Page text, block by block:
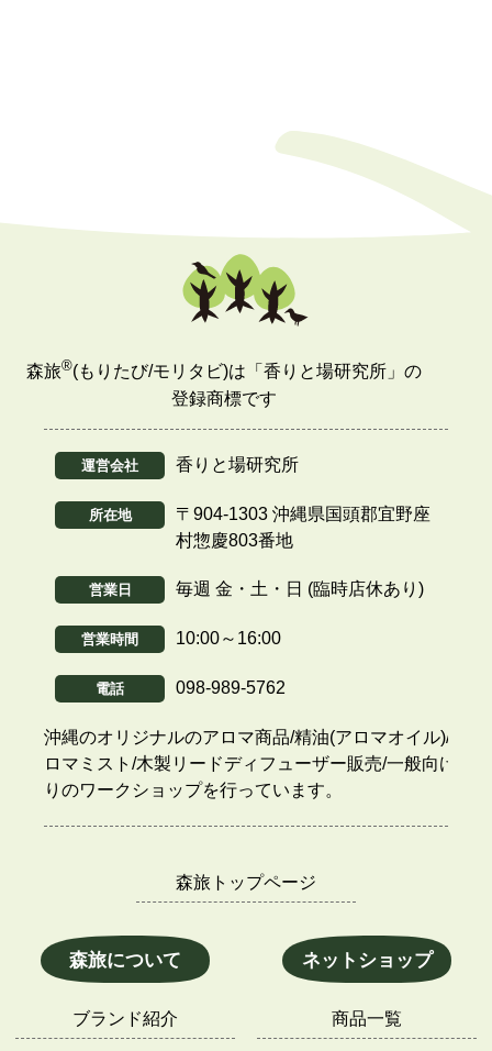
森旅®(もりたび/モリタビ)は「香りと場研究所」の
登録商標です
運営会社 香りと場研究所
所在地
〒904-1303 沖縄県国頭郡宜野座
村惣慶803番地
営業日 毎週 金・土・日 (臨時店休あり)
営業時間 10:00～16:00
電話 098-989-5762
沖縄のオリジナルのアロマ商品/精油(アロマオイル)/ア
ロマミスト/木製リードディフューザー販売/一般向け香
りのワークショップを行っています。
森旅トップページ
森旅について
ブランド紹介
ネットショップ
商品一覧